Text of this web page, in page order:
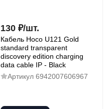
130 ₽/шт.
Кабель Hoco U121 Gold
standard transparent
discovery edition charging
data cable IP - Black
Артикул 6942007606967